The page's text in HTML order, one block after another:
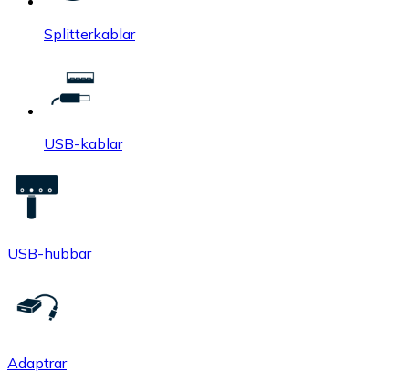
Splitterkablar
USB-kablar
USB-hubbar
Adaptrar